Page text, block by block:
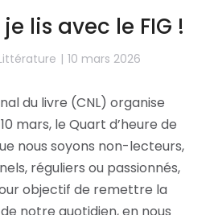
lis avec le FIG !
10 mars 2026
du livre (CNL) organise
mars, le Quart d’heure de
nous soyons non-lecteurs,
réguliers ou passionnés,
objectif de remettre la